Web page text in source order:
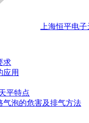
上海恒平电
求
应用
平特点
气泡的危害及排气方法